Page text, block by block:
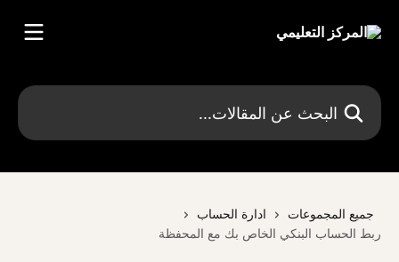
البحث عن المقالات...
جميع المجموعات
ادارة الحساب
ربط الحساب البنكي الخاص بك مع المحفظة